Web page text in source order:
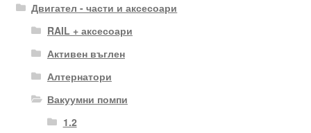
Двигател - части и аксесоари
RAIL + аксесоари
Активен въглен
Алтернатори
Вакуумни помпи
1.2